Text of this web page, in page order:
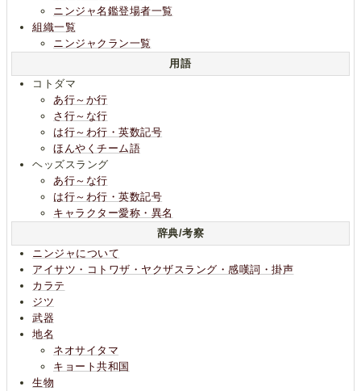
ニンジャ名鑑登場者一覧
組織一覧
ニンジャクラン一覧
用語
コトダマ
あ行～か行
さ行～な行
は行～わ行・英数記号
ほんやくチーム語
ヘッズスラング
あ行～な行
は行～わ行・英数記号
キャラクター愛称・異名
辞典/考察
ニンジャについて
アイサツ・コトワザ・ヤクザスラング・感嘆詞・掛声
カラテ
ジツ
武器
地名
ネオサイタマ
キョート共和国
生物